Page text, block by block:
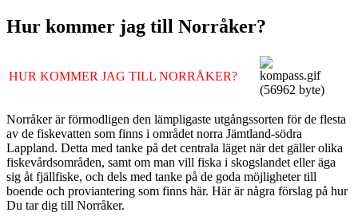
Hur kommer jag till Norråker?
HUR KOMMER JAG TILL NORRÅKER?
Norråker är förmodligen den lämpligaste utgångssorten för de flesta
av de fiskevatten som finns i området norra Jämtland-södra
Lappland. Detta med tanke på det centrala läget när det gäller olika
fiskevårdsområden, samt om man vill fiska i skogslandet eller äga
sig åt fjällfiske, och dels med tanke på de goda möjligheter till
boende och proviantering som finns här. Här är några förslag på hur
Du tar dig till Norråker.